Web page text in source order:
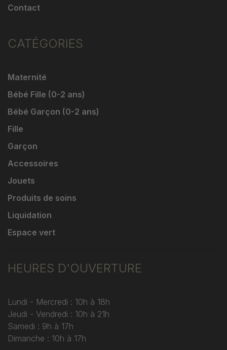
Contact
CATÉGORIES
Maternité
Bébé Fille (0-2 ans)
Bébé Garçon (0-2 ans)
Fille
Garçon
Accessoires
Jouets
Produits de soins
Liquidation
Espace vert
HEURES D'OUVERTURE
Lundi - Mercredi : 10h à 18h
Jeudi - Vendredi : 10h à 21h
Samedi : 9h à 17h
Dimanche : 10h à 17h